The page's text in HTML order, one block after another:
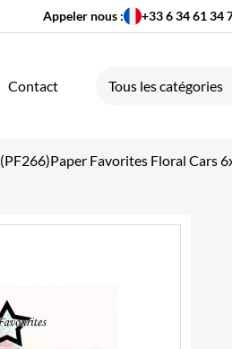
Appeler nous : +33 6 34 61 34
Contact Tous les catégories
(PF266)Paper Favorites Floral Cars